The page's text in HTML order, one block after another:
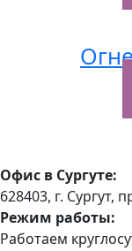
Офис в Сургуте:
628403, г. Сургут,
Режим работы:
Работаем